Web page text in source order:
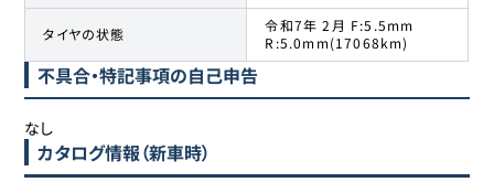
タイヤの状態
令和7年 2月 F:5.5mm
R:5.0mm(17068km)
不具合・特記事項の自己申告
なし
カタログ情報（新車時）